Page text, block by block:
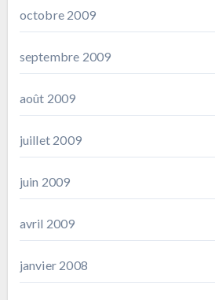
octobre 2009
septembre 2009
août 2009
juillet 2009
juin 2009
avril 2009
janvier 2008